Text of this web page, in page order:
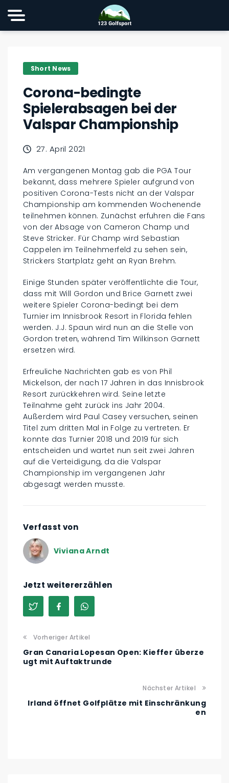
Short News
Corona-bedingte
Spielerabsagen bei der
Valspar Championship
27. April 2021
Am vergangenen Montag gab die PGA Tour
bekannt, dass mehrere Spieler aufgrund von
positiven Corona-Tests nicht an der Valspar
Championship am kommenden Wochenende
teilnehmen können. Zunächst erfuhren die Fans
von der Absage von Cameron Champ und
Steve Stricker. Für Champ wird Sebastian
Cappelen im Teilnehmerfeld zu sehen sein,
Strickers Startplatz geht an Ryan Brehm.
Einige Stunden später veröffentlichte die Tour,
dass mit Will Gordon und Brice Garnett zwei
weitere Spieler Corona-bedingt bei dem
Turnier im Innisbrook Resort in Florida fehlen
werden. J.J. Spaun wird nun an die Stelle von
Gordon treten, während Tim Wilkinson Garnett
ersetzen wird.
Erfreuliche Nachrichten gab es von Phil
Mickelson, der nach 17 Jahren in das Innisbrook
Resort zurückkehren wird. Seine letzte
Teilnahme geht zurück ins Jahr 2004.
Außerdem wird Paul Casey versuchen, seinen
Titel zum dritten Mal in Folge zu vertreten. Er
konnte das Turnier 2018 und 2019 für sich
entscheiden und wartet nun seit zwei Jahren
auf die Verteidigung, da die Valspar
Championship im vergangenen Jahr
abgesagt werden musste.
Verfasst von
Viviana Arndt
Jetzt weitererzählen
Vorheriger Artikel
Gran Canaria Lopesan Open: Kieffer überze
ugt mit Auftaktrunde
Nächster Artikel
Irland öffnet Golfplätze mit Einschränkung
en